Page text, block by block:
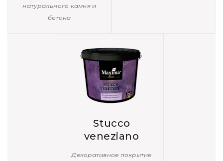
натурального камня и
бетона
Stucco
veneziano
Декоративное покрытие